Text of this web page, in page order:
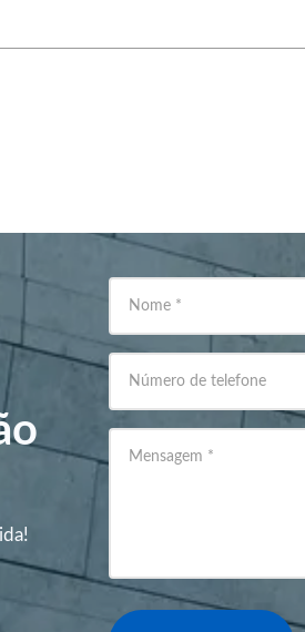
Nome *
Número de telefone
Mensagem *